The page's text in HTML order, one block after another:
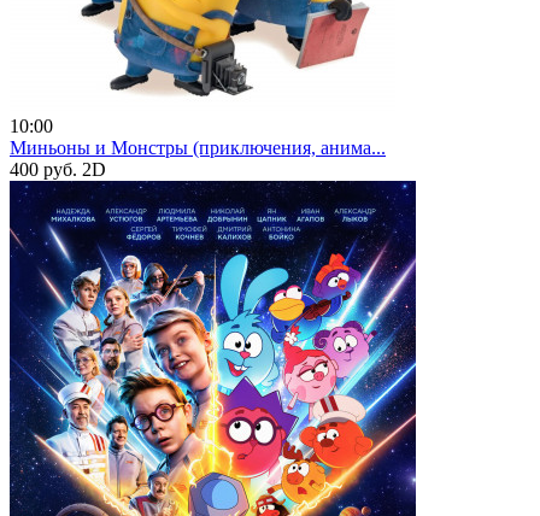
10:00
Миньоны и Монстры (приключения, анима...
400 руб. 2D